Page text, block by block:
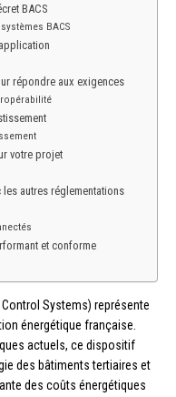
BACS
BACS
répondre aux exigences
votre projet
les autres réglementations
et conforme
Systems) représente
énergétique française.
actuels, ce dispositif
des bâtiments tertiaires et
des coûts énergétiques